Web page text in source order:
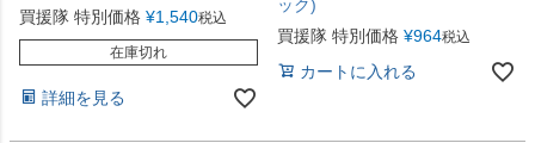
買援隊 特別価格 ¥1,540税込
在庫切れ
詳細を見る
ック)
買援隊 特別価格 ¥964税込
カートに入れる